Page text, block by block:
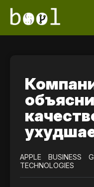
APPLE BUSINESS
TECHNOLOGIES